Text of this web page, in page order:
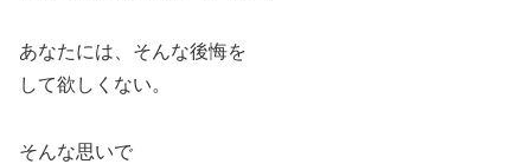
あなたには、そんな後悔を
して欲しくない。
そんな思いで